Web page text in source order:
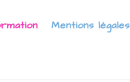
Mentions légales